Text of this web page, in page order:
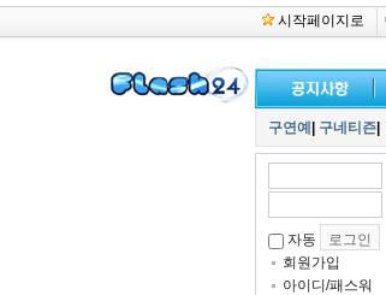
시작페이지로
구연예 구네티즌
자동
회원가입
아이디/패스워